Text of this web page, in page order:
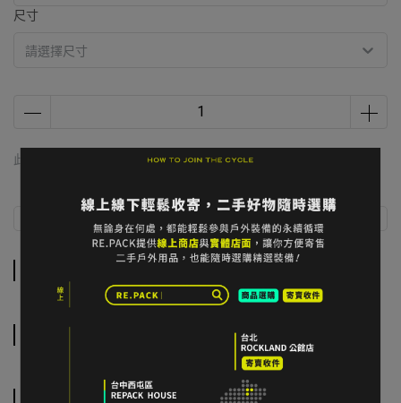
尺寸
請選擇尺寸
此商品 「 最高 」可以折抵紅利8280點 (約等於